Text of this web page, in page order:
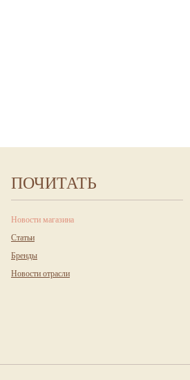
ПОЧИТАТЬ
Новости магазина
Статьи
Бренды
Новости отрасли